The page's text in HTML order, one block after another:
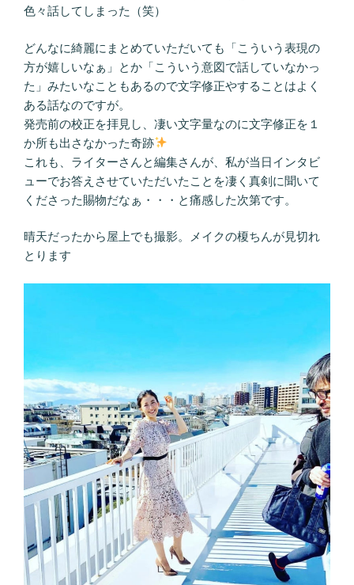
色々話してしまった（笑）
どんなに綺麗にまとめていただいても「こういう表現の
方が嬉しいなぁ」とか「こういう意図で話していなかっ
た」みたいなこともあるので文字修正やすることはよく
ある話なのですが。
発売前の校正を拝見し、凄い文字量なのに文字修正を１
か所も出さなかった奇跡
これも、ライターさんと編集さんが、私が当日インタビ
ューでお答えさせていただいたことを凄く真剣に聞いて
くださった賜物だなぁ・・・と痛感した次第です。
晴天だったから屋上でも撮影。メイクの榎ちんが見切れ
とります